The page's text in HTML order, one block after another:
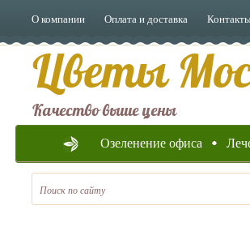
О компании Оплата и доставка
Цветы
Качество выше цены
Озеленение офиса